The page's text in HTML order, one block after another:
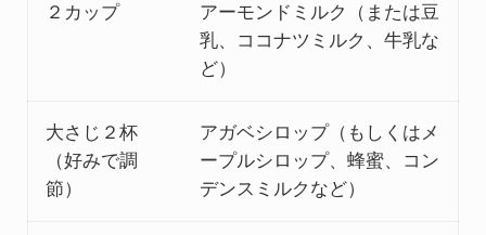
２カップ
アーモンドミルク（または豆
乳、ココナツミルク、牛乳な
ど）
大さじ２杯
（好みで調
節）
アガベシロップ（もしくはメ
ープルシロップ、蜂蜜、コン
デンスミルクなど）